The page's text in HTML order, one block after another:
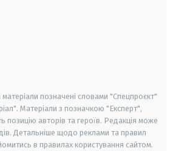
матеріали позначені словами "Спецпроєкт"
Матеріали з позначкою "Експерт",
позицію авторів та героїв. Редакція може
Детальніше щодо реклами та правил
в правилах користування сайтом.